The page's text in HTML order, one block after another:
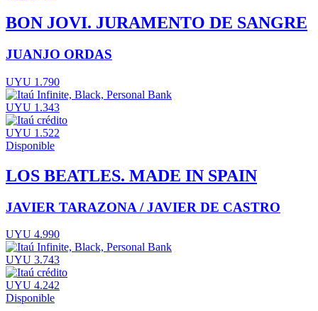
BON JOVI. JURAMENTO DE SANGRE
JUANJO ORDAS
UYU 1.790
UYU 1.343
UYU 1.522
Disponible
LOS BEATLES. MADE IN SPAIN
JAVIER TARAZONA / JAVIER DE CASTRO
UYU 4.990
UYU 3.743
UYU 4.242
Disponible